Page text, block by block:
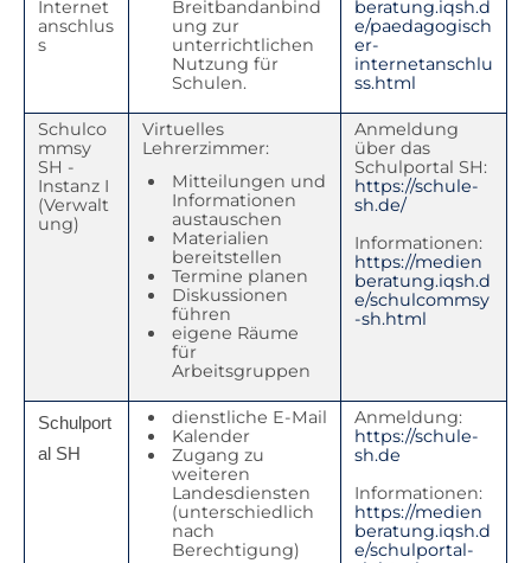
Internet
anschlus
s
Breitbandanbind
ung zur
unterrichtlichen
Nutzung für
Schulen.
beratung.iqsh.d
e/paedagogisch
er-
internetanschlu
ss.html
Schulco
mmsy
SH -
Instanz I
(Verwalt
ung)
Virtuelles
Lehrerzimmer:
Mitteilungen und
Informationen
austauschen
Materialien
bereitstellen
Termine planen
Diskussionen
führen
eigene Räume
für
Arbeitsgruppen
Anmeldung
über das
Schulportal SH:
https://schule-
sh.de/
Informationen:
https://medien
beratung.iqsh.d
e/schulcommsy
-sh.html
Schulport
al SH
dienstliche E-Mail
Kalender
Zugang zu
weiteren
Landesdiensten
(unterschiedlich
nach
Berechtigung)
Anmeldung:
https://schule-
sh.de
Informationen:
https://medien
beratung.iqsh.d
e/schulportal-